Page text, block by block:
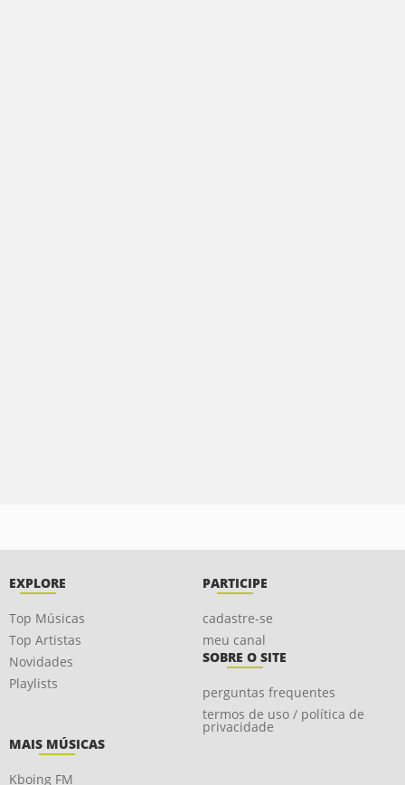
EXPLORE
Top Músicas
Top Artistas
Novidades
Playlists
PARTICIPE
cadastre-se
meu canal
SOBRE O SITE
perguntas frequentes
termos de uso / política de
privacidade
MAIS MÚSICAS
Kboing FM